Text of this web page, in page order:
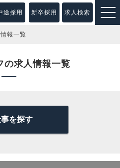
求人検索
新卒採用
途採用
報一覧
の求人情報一覧
を探す